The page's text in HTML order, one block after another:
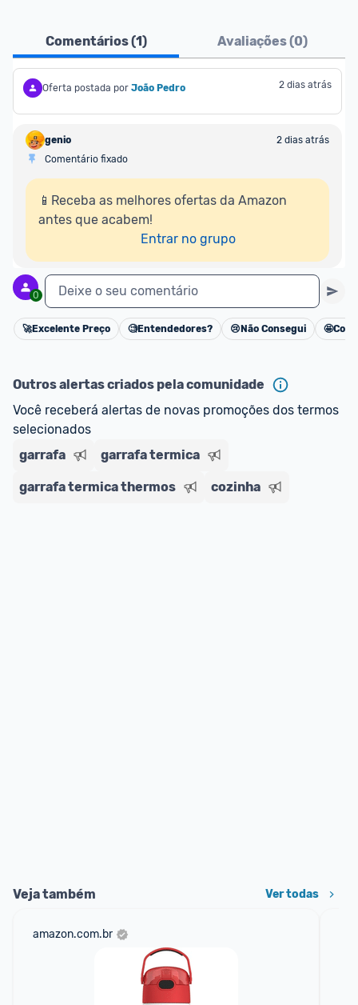
Comentários (1) Avaliações (0)
Oferta postada por João Pedro 2 dias atrás
genio
2 dias atrás
Comentário fixado
📱Receba as melhores ofertas da Amazon
antes que acabem!
Entrar no grupo
0 Deixe o seu comentário
Cancelar
🚀Excelente Preço 🧐Entendedores? 😢 Não Consegui 🤩
Outros alertas criados pela comunidade
Você receberá alertas de novas promoções dos termos
selecionados
garrafa
garrafa termica
garrafa termica thermos cozinha
Veja também Ver todas
amazon.com.br